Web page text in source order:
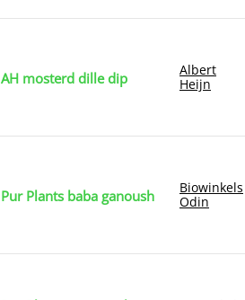
AH mosterd dille dip
Albert
Heijn
Pur Plants baba ganoush Biowinkels
Odin